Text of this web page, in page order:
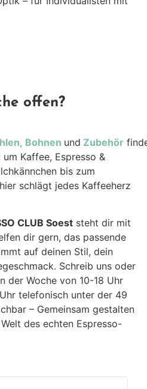
offen?
Bohnen und Zubehör
Kaffee, Espresso &
bis zum
schlägt jedes Kaffeeherz
CLUB Soest steht dir mit
dir gern, das passende
auf deinen Stil, dein
Schreib uns oder
der Woche von 10-18 Uhr
telefonisch unter der 49
– Gemeinsam gestalten
des echten Espresso-